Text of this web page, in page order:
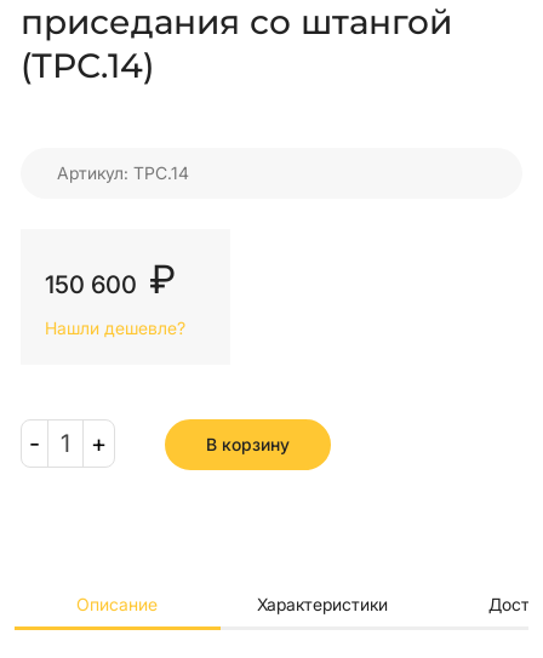
приседания со штангой
(ТРС.14)
Артикул: ТРС.14
150 600 ₽
Нашли дешевле?
- 1 + В корзину
Описание Характеристики